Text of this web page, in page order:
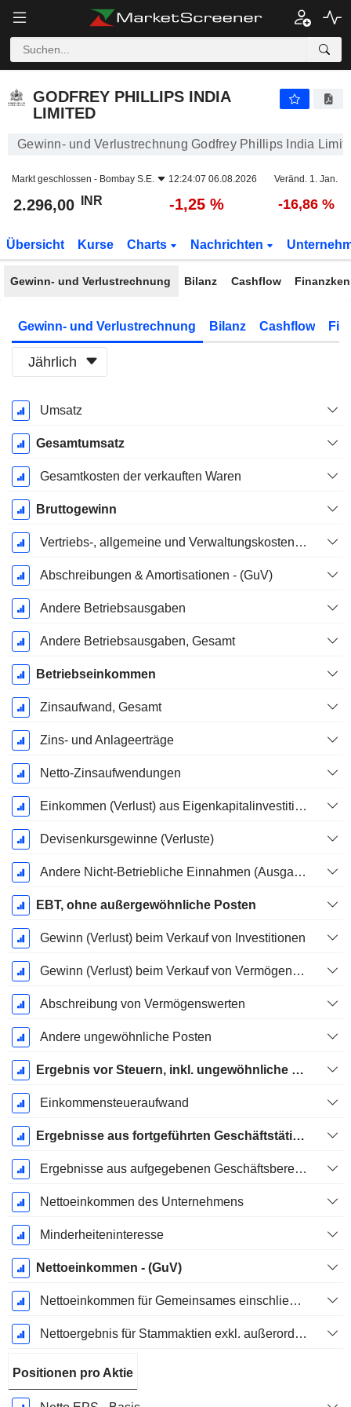
GODFREY PHILLIPS INDIA
LIMITED
Gewinn- und Verlustrechnung Godfrey Phillips India
Markt geschlossen - Bombay S.E. 12:24:07 06.08.2026 Veränd. 1. Jan.
2.296,00 INR -1,25 % -16,86 %
Übersicht Kurse Charts Nachrichten
Gewinn- und Verlustrechnung Bilanz Cashflow
Gewinn- und Verlustrechnung Bilanz Cashflow
Jährlich
Ende d.
Geschäftsjahres:
März
Umsatz
Gesamtumsatz
Gesamtkosten der verkauften Waren
Bruttogewinn
Vertriebs-, allgemeine und Verwaltungskosten, Gesamt
Abschreibungen & Amortisationen - (GuV)
Andere Betriebsausgaben
Andere Betriebsausgaben, Gesamt
Betriebseinkommen
Zinsaufwand, Gesamt
Zins- und Anlageerträge
Netto-Zinsaufwendungen
Einkommen (Verlust) aus Eigenkapitalinvestitionen.
Devisenkursgewinne (Verluste)
Andere Nicht-Betriebliche Einnahmen (Ausgaben)
EBT, ohne außergewöhnliche Posten
Gewinn (Verlust) beim Verkauf von Investitionen
Gewinn (Verlust) beim Verkauf von Vermögenswerten
Abschreibung von Vermögenswerten
Andere ungewöhnliche Posten
Ergebnis vor Steuern, inkl. ungewöhnliche Posten
Einkommensteueraufwand
Ergebnisse aus fortgeführten Geschäftstätigkeiten
Ergebnisse aus aufgegebenen Geschäftsbereichen
Nettoeinkommen des Unternehmens
Minderheiteninteresse
Nettoeinkommen - (GuV)
Nettoeinkommen für Gemeinsames einschließlich außerordentlicher Posten
Nettoergebnis für Stammaktien exkl. außerordentliche Posten
Positionen pro Aktie